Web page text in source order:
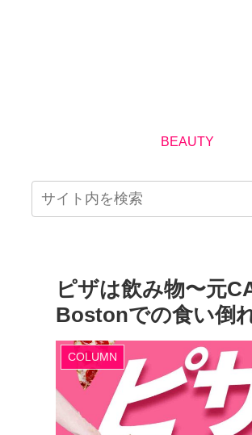
BEAUTY
ピザは飲み物〜元
Bostonでの食い倒
COLUMN